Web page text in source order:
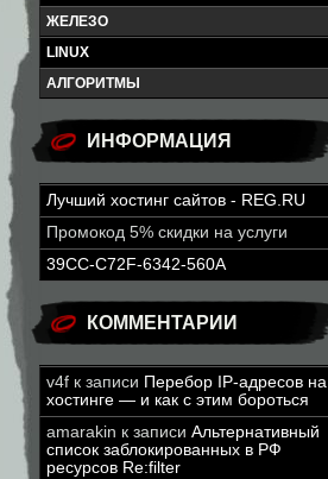
ЖЕЛЕЗО
LINUX
АЛГОРИТМЫ
ИНФОРМАЦИЯ
Лучший хостинг сайтов - REG.RU
Промокод 5% скидки на услуги
39CC-C72F-6342-560A
КОММЕНТАРИИ
v4f к записи Перебор IP-адресов на
хостинге — и как с этим бороться
amarakin к записи Альтернативный
список заблокированных в РФ
ресурсов Re:filter